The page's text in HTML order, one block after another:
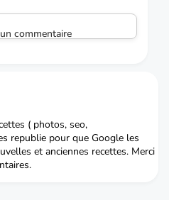
commentaire
( photos, seo,
republie pour que Google les
et anciennes recettes. Merci